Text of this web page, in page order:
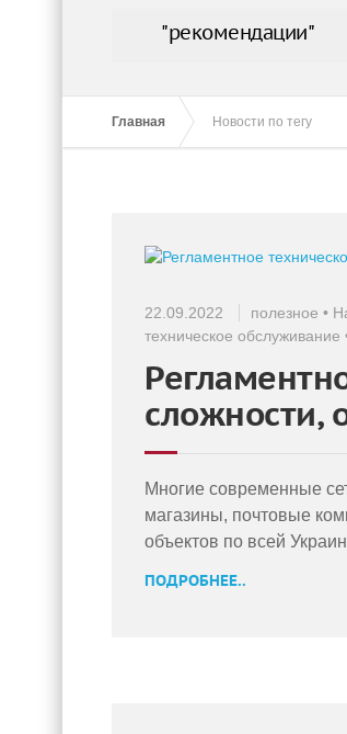
"рекомендации"
Главная Новости по тегу
22.09.2022 полезное •
техническое обслуживание
сложности,
Многие современные
магазины, почтовые
объектов по всей
ПОДРОБНЕЕ..